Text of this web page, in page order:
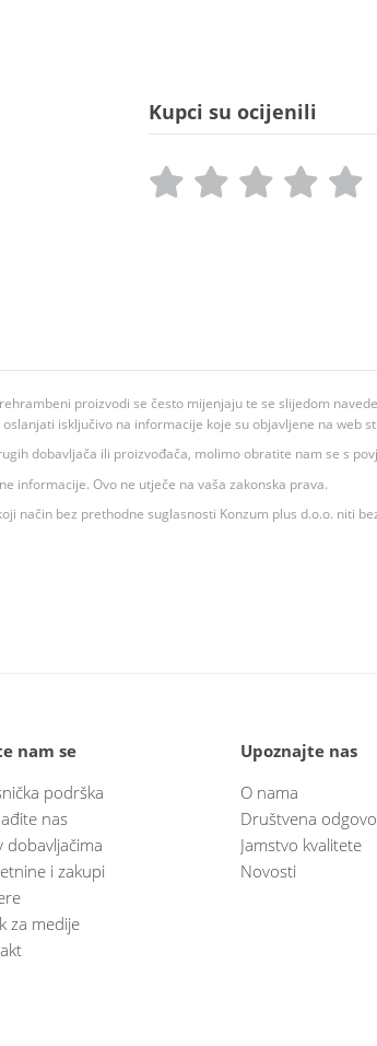
Kupci su ocijenili
proizvodi se često mijenjaju te se slijedom
isključivo na informacije koje su objavljene na web
dobavljača ili proizvođača, molimo obratite nam se s
informacije. Ovo ne utječe na vaša zakonska prava.
način bez prethodne suglasnosti Konzum plus d.o.o. niti
nam se
podrška
nas
dobavljačima
i zakupi
za medije
Upoznajte nas
O nama
Društvena
Jamstvo kvalitete
Novosti